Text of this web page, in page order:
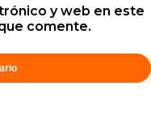
y web en este
comente.